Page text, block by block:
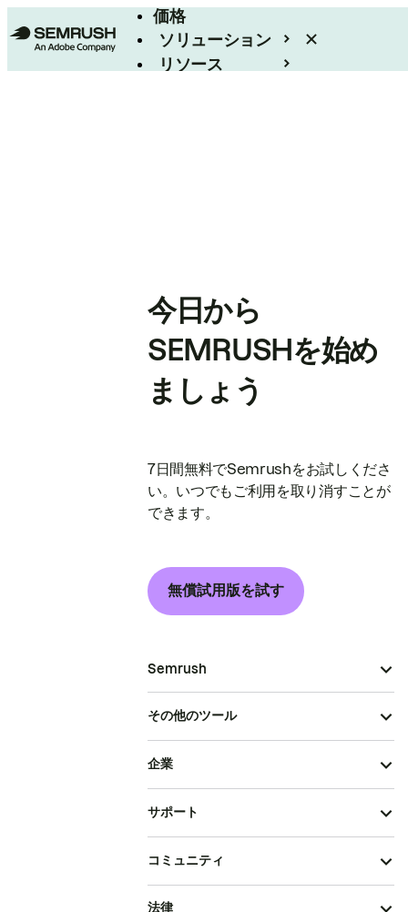
価格
ソリューション
リソース
今日から
SEMRUSHを始め
ましょう
7日間無料でSemrushをお試しくださ
い。いつでもご利用を取り消すことが
できます。
無償試用版を試す
Semrush
その他のツール
企業
サポート
コミュニティ
法律